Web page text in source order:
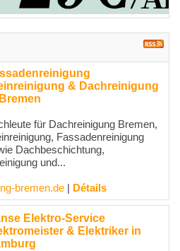
& Dachreinigung
für Dachreinigung Bremen,
Fassadenreinigung
Dachbeschichtung,
und...
bremen.de Détails
Elektro-Service
& Elektriker in